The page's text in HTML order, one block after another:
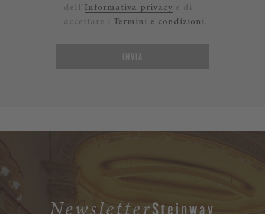
dell’Informativa privacy e di
accettare i Termini e condizioni.
INVIA
Steinway